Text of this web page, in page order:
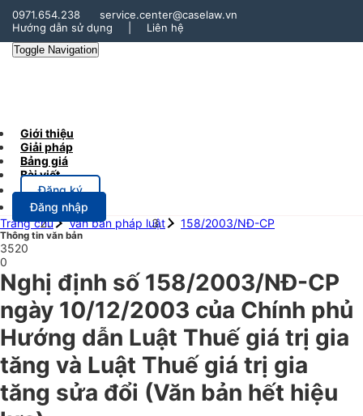
0971.654.238
service.center@caselaw.vn
Hướng dẫn sử dụng
Liên hệ
Toggle Navigation
Giới thiệu
Giải pháp
Bảng giá
Bài viết
Đăng ký
Đăng nhập
Trang chủ
Văn bản pháp luật 158/2003/NĐ-CP
Thông tin văn bản
3520
0
Nghị định số 158/2003/NĐ-CP
ngày 10/12/2003 của Chính phủ
Hướng dẫn Luật Thuế giá trị gia
tăng và Luật Thuế giá trị gia
tăng sửa đổi (Văn bản hết hiệu